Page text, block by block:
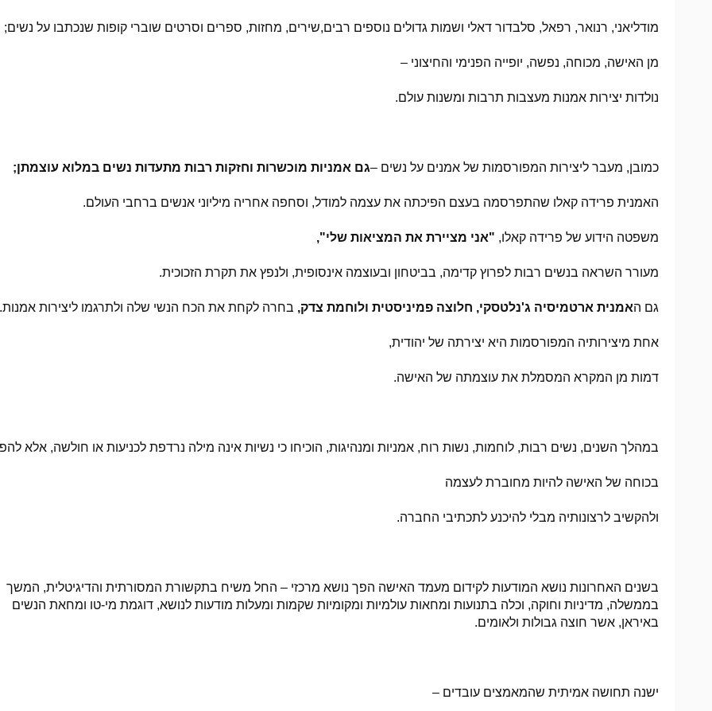
מודליאני, רנואר, רפאל, סלבדור דאלי ושמות גדולים נוספים רבים,שירים, מחזות, ספרים וסרטים שוברי קופות שנכתבו על נשים;
מן האישה, מכוחה, נפשה, יופייה הפנימי והחיצוני –
נולדות יצירות אמנות מעצבות תרבות ומשנות עולם.
כמובן, מעבר ליצירות המפורסמות של אמנים על נשים –גם אמניות מוכשרות וחזקות רבות מתעדות נשים במלוא עוצמתן;
האמנית פרידה קאלו שהתפרסמה בעצם הפיכתה את עצמה למודל, וסחפה אחריה מיליוני אנשים ברחבי העולם.
משפטה הידוע של פרידה קאלו, "אני מציירת את המציאות שלי",
מעורר השראה בנשים רבות לפרוץ קדימה, בביטחון ובעוצמה אינסופית, ולנפץ את תקרת הזכוכית.
גם האמנית ארטמיסיה ג'נלטסקי, חלוצה פמיניסטית ולוחמת צדק, בחרה לקחת את הכח הנשי שלה ולתרגמו ליצירות אמנות.
אחת מיצירותיה המפורסמות היא יצירתה של יהודית,
דמות מן המקרא המסמלת את עוצמתה של האישה.
במהלך השנים, נשים רבות, לוחמות, נשות רוח, אמניות ומנהיגות, הוכיחו כי נשיות אינה מילה נרדפת לכניעות או חולשה, אלא
בכוחה של האישה להיות מחוברת לעצמה
ולהקשיב לרצונותיה מבלי להיכנע לתכתיבי החברה.
בשנים האחרונות נושא המודעות לקידום מעמד האישה הפך נושא מרכזי – החל משיח בתקשורת המסורתית והדיגיטלית, המשך
בממשלה, מדיניות וחוקה, וכלה בתנועות ומחאות עולמיות ומקומיות שקמות ומעלות מודעות לנושא, דוגמת מי-טו ומחאת הנשים
באיראן, אשר חוצה גבולות ולאומים.
ישנה תחושה אמיתית שהמאמצים עובדים –